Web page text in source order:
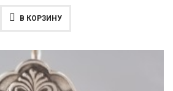
В КОРЗИНУ